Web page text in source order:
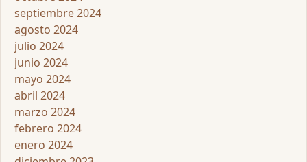
septiembre 2024
agosto 2024
julio 2024
junio 2024
mayo 2024
abril 2024
marzo 2024
febrero 2024
enero 2024